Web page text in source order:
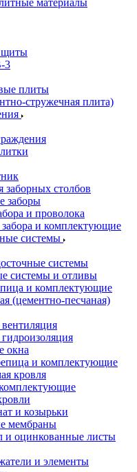
материалы
щиты
3
плиты
стружечная плита)
заборных столбов
заборы
и проволока
и комплектующие
системы
системы
системы и отливы
и комплектующие
(цементно-песчаная)
окна
и комплектующие
кровля
и козырьки
мембраны
и оцинкованные листы
и элементы